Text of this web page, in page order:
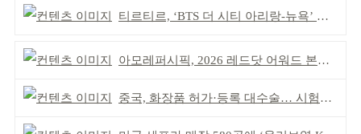
티르티르, ‘BTS 더 시티 아리랑-뉴욕’ 참여
아모레퍼시픽, 2026 레드닷 어워드 본상 2개 수상
중국, 화장품 허가·등록 대수술… 시험자료 공용 허용